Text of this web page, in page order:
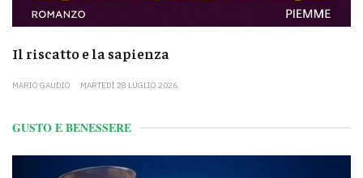
Il riscatto e la sapienza
MARIO GAUDIO MARTEDÌ 28 LUGLIO 2026
GUSTO E BENESSERE